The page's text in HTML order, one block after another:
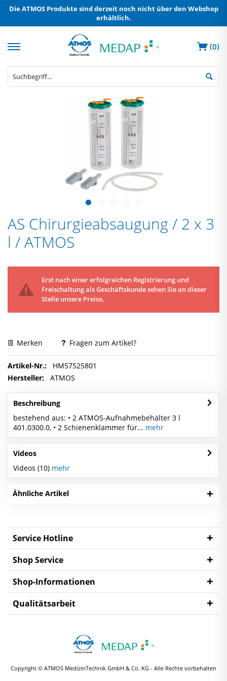
Die ATMOS Produkte sind derzeit noch nicht über den Webshop
erhältlich.
(0)
AS Chirurgieabsaugung / 2 x 3
l / ATMOS
Erst nach einer erfolgreichen Registrierung und
Freischaltung als Geschäftskunde sehen Sie an dieser
Stelle unsere Preise.
Merken Fragen zum Artikel?
Artikel-Nr.:
HM57525801
Hersteller:
ATMOS
Beschreibung
bestehend aus: • 2 ATMOS-Aufnahmebehälter 3 l
401.0300.0, • 2 Schienenklammer für... mehr
Videos
Videos (10) mehr
Ähnliche Artikel
Service Hotline
Shop Service
Shop-Informationen
Qualitätsarbeit
Copyright © ATMOS MedizinTechnik GmbH & Co. KG - Alle Rechte vorbehalten